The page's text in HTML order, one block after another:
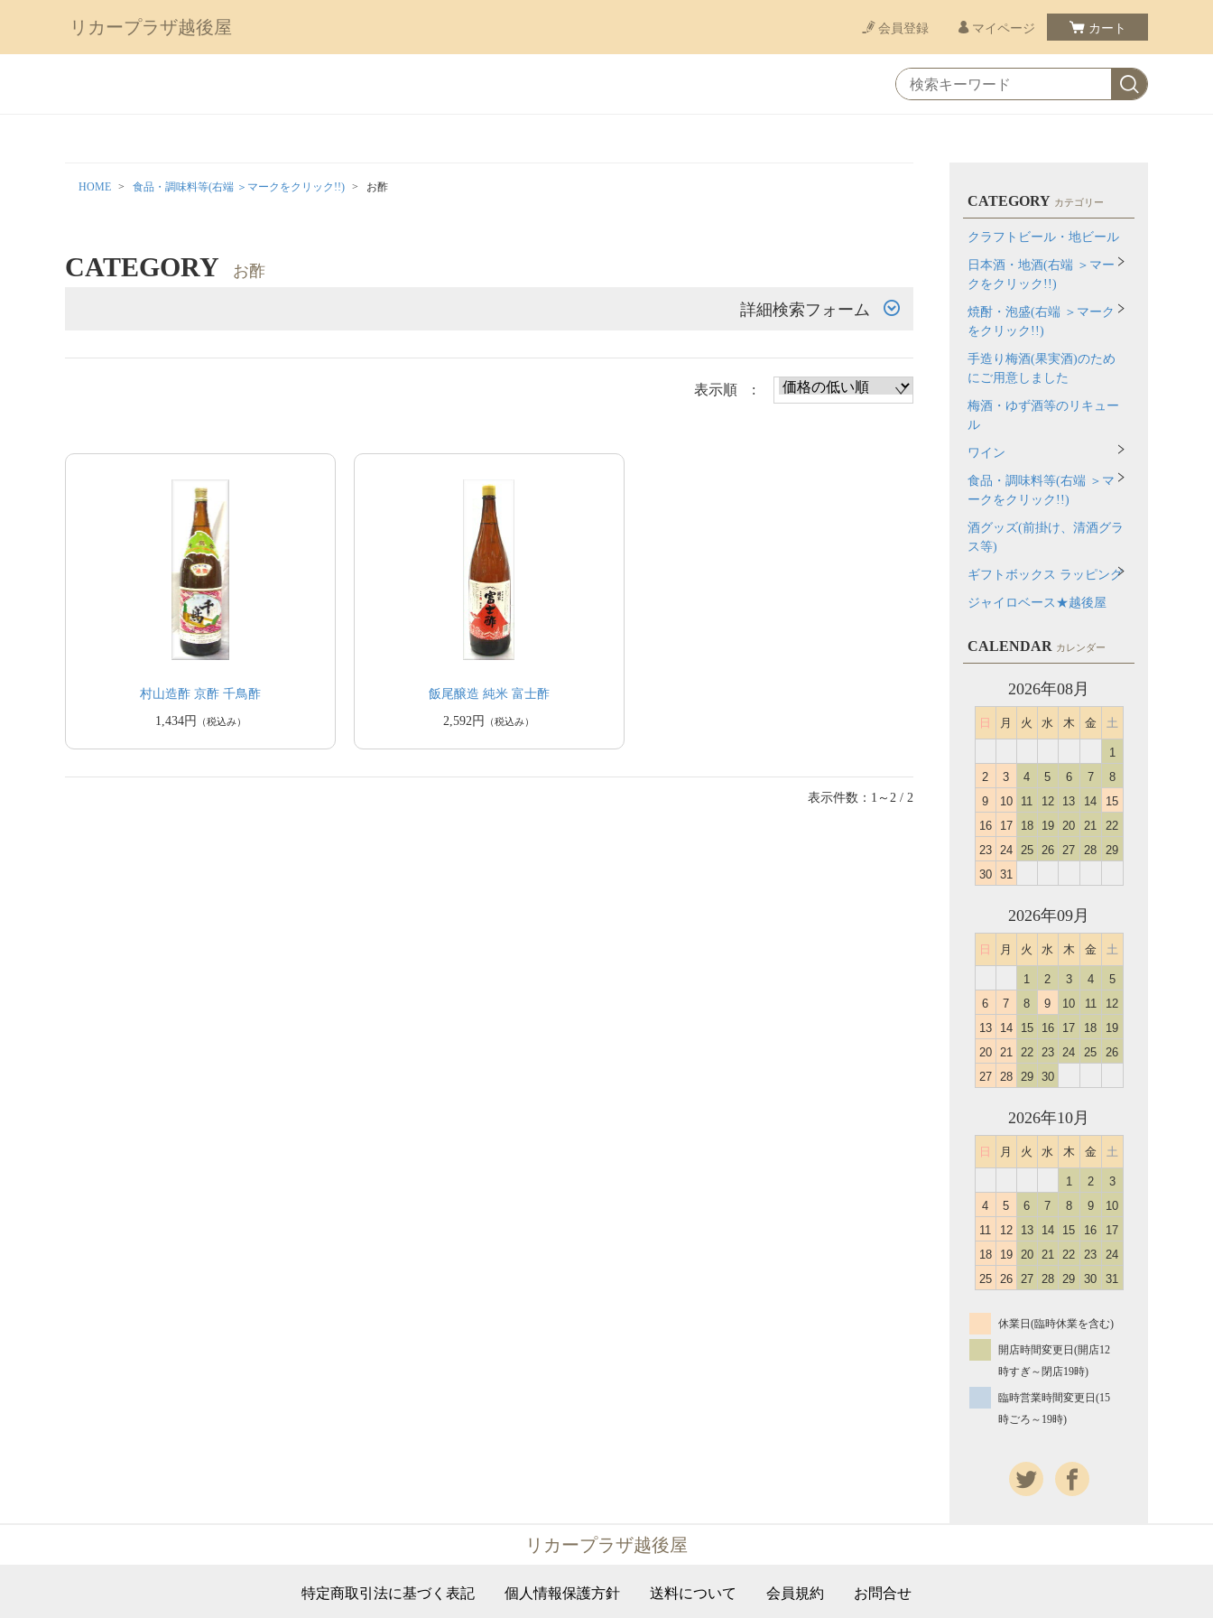
リカープラザ越後屋 会員登録 マイページ カート
HOME 食品・調味料等(右端 ＞マークをクリック!!) お酢
CATEGORY お酢
詳細検索フォーム
表示順 :
村山造酢 京酢 千鳥酢
1,434円
（税込み）
飯尾醸造 純米 富士酢
2,592円
（税込み）
表示件数：1～2 / 2
CATEGORY カテゴリー
クラフトビール・地ビール
日本酒・地酒(右端 ＞マー
クをクリック!!)
焼酎・泡盛(右端 ＞マーク
をクリック!!)
手造り梅酒(果実酒)のため
にご用意しました
梅酒・ゆず酒等のリキュー
ル
ワイン
食品・調味料等(右端 ＞マ
ークをクリック!!)
酒グッズ(前掛け、清酒グラ
ス等)
ギフトボックス ラッピング
ジャイロベース★越後屋
CALENDAR カレンダー
2026年08月
日 月 火 水 木 金 土
1
2
3 4 5 6 7
8
9
10 11 12 13 14
15
16
17 18 19 20 21
22
23
24 25 26 27 28
29
30
31
2026年09月
日 月 火 水 木 金 土
1 2 3 4
5
6
7 8 9 10 11
12
13
14 15 16 17 18
19
20
21 22 23 24 25
26
27
28 29 30
2026年10月
日 月 火 水 木 金 土
1 2
3
4
5 6 7 8 9
10
11
12 13 14 15 16
17
18
19 20 21 22 23
24
25
26 27 28 29 30 31
休業日(臨時休業を含む)
開店時間変更日(開店12
時すぎ～閉店19時)
臨時営業時間変更日(15
時ごろ～19時)
リカープラザ越後屋
特定商取引法に基づく表記 個人情報保護方針 送料について 会員規約 お問合せ